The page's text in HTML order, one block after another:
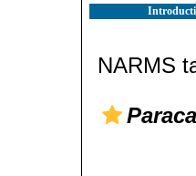
NARMS